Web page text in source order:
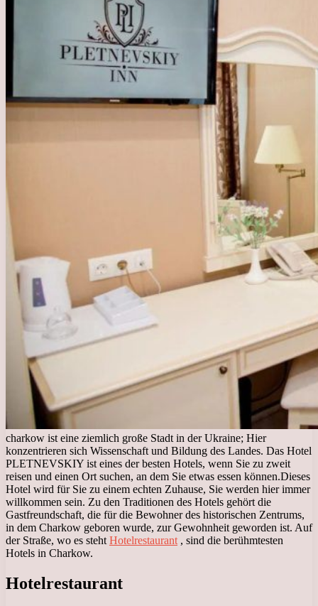
charkow ist eine ziemlich große Stadt in der Ukraine; Hier
konzentrieren sich Wissenschaft und Bildung des Landes. Das Hotel
PLETNEVSKIY ist eines der besten Hotels, wenn Sie zu zweit
reisen und einen Ort suchen, an dem Sie etwas essen können.Dieses
Hotel wird für Sie zu einem echten Zuhause, Sie werden hier immer
willkommen sein. Zu den Traditionen des Hotels gehört die
Gastfreundschaft, die für die Bewohner des historischen Zentrums,
in dem Charkow geboren wurde, zur Gewohnheit geworden ist. Auf
der Straße, wo es steht Hotelrestaurant , sind die berühmtesten
Hotels in Charkow.
Hotelrestaurant